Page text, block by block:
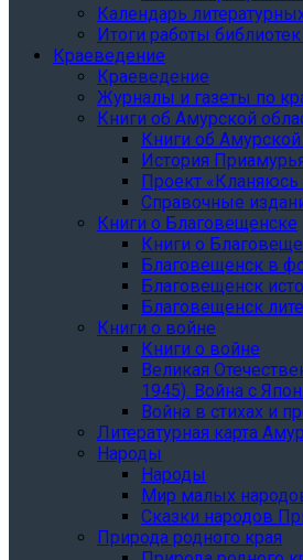
Календарь
Итоги работы библиотек
Краеведение
Краеведение
Журналы и газеты по
Книги об Амурской
Книги об Амурской
История
Проект
Справочные
Книги о Благовещенске
Книги о
Благовещенск в
Благовещенск
Благовещенск
Книги о войне
Книги о войне
Великая
1945). Война с
Война в стихах и
Литературная карта
Народы
Народы
Мир малых
Сказки народов
Природа родного края